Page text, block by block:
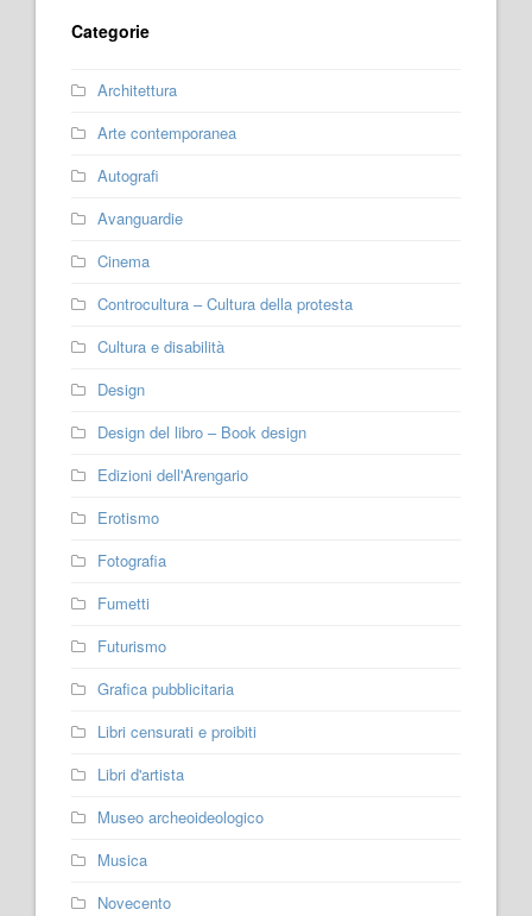
Categorie
Architettura
Arte contemporanea
Autografi
Avanguardie
Cinema
Controcultura – Cultura della protesta
Cultura e disabilità
Design
Design del libro – Book design
Edizioni dell'Arengario
Erotismo
Fotografia
Fumetti
Futurismo
Grafica pubblicitaria
Libri censurati e proibiti
Libri d'artista
Museo archeoideologico
Musica
Novecento